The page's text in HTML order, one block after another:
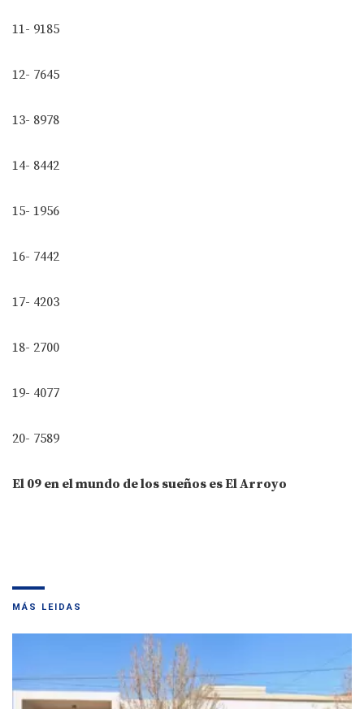
11- 9185
12- 7645
13- 8978
14- 8442
15- 1956
16- 7442
17- 4203
18- 2700
19- 4077
20- 7589
El 09 en el mundo de los sueños es El Arroyo
MÁS LEIDAS